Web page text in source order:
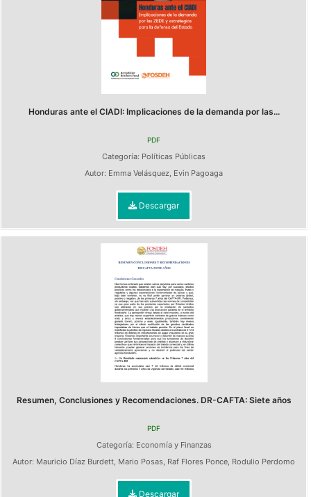
Honduras ante el CIADI: Implicaciones de la demanda por las...
PDF
Categoría: Políticas Públicas
Autor: Emma Velásquez, Evin Pagoaga
Descargar
Resumen, Conclusiones y Recomendaciones. DR-CAFTA: Siete años
PDF
Categoría: Economía y Finanzas
Autor: Mauricio Díaz Burdett, Mario Posas, Raf Flores Ponce, Rodulio Perdomo
Descargar